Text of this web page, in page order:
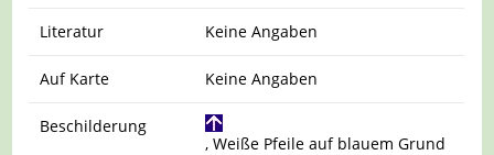
Literatur Keine Angaben
Auf Karte Keine Angaben
Beschilderung
, Weiße Pfeile auf blauem Grund